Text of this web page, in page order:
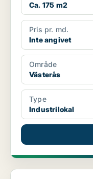
Ca. 175 m2
Pris pr. md.
Inte angivet
Område
Västerås
Type
Industrilokal
Industrilokal i Västerås